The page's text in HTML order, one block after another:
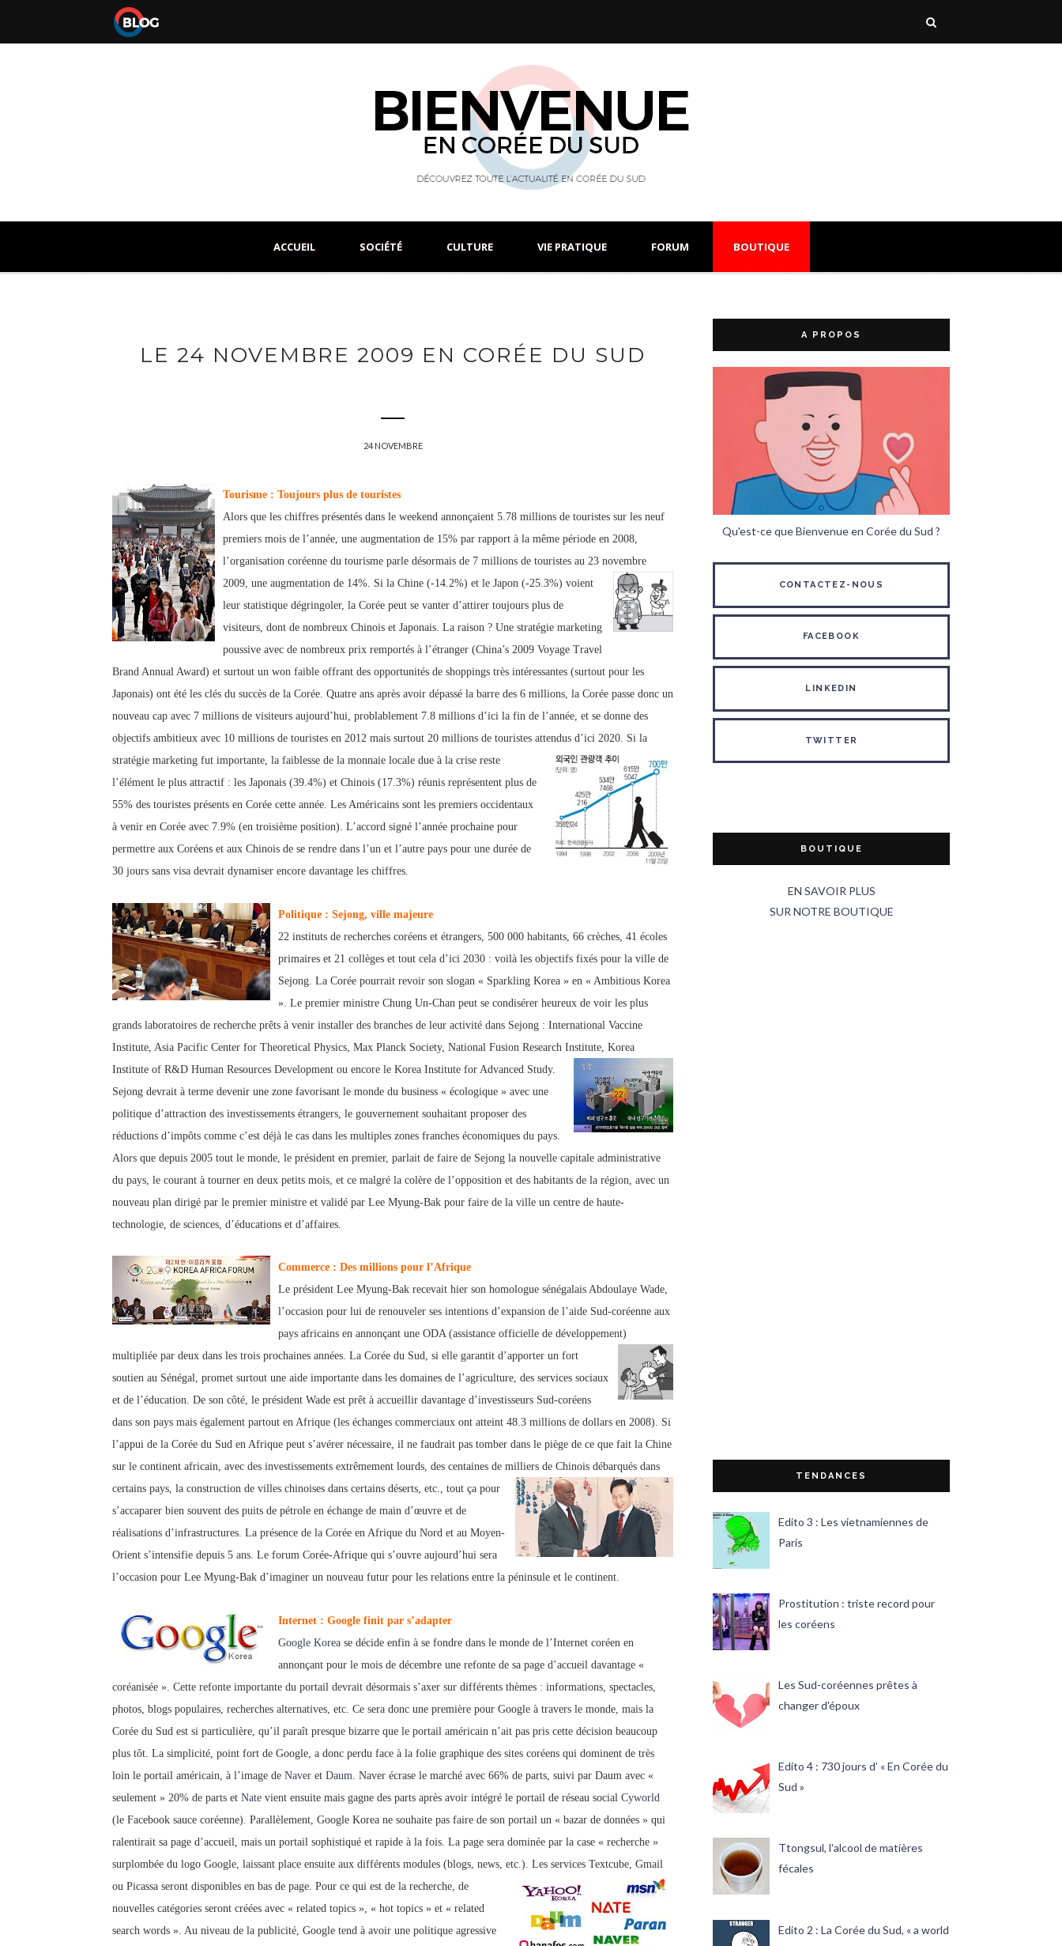
ACCUEIL SOCIÉTÉ CULTURE VIE PRATIQUE FORUM BOUTIQUE
LE 24 NOVEMBRE 2009 EN CORÉE DU SUD
24 NOVEMBRE
Tourisme : Toujours plus de touristes
Alors que les chiffres présentés dans le weekend annonçaient 5.78 millions de touristes sur les neuf
premiers mois de l’année, une augmentation de 15% par rapport à la même période en 2008,
l’organisation coréenne du tourisme parle désormais de 7 millions de touristes au 23 novembre
2009, une augmentation de 14%. Si la Chine (-14.2%) et le Japon (-25.3%) voient
leur statistique dégringoler, la Corée peut se vanter d’attirer toujours plus de
visiteurs, dont de nombreux Chinois et Japonais. La raison ? Une stratégie marketing
poussive avec de nombreux prix remportés à l’étranger (China’s 2009 Voyage Travel
Brand Annual Award) et surtout un won faible offrant des opportunités de shoppings très intéressantes (surtout pour les
Japonais) ont été les clés du succès de la Corée. Quatre ans après avoir dépassé la barre des 6 millions, la Corée passe donc un
nouveau cap avec 7 millions de visiteurs aujourd’hui, problablement 7.8 millions d’ici la fin de l’année, et se donne des
objectifs ambitieux avec 10 millions de touristes en 2012 mais surtout 20 millions de touristes attendus d’ici 2020. Si la
stratégie marketing fut importante, la faiblesse de la monnaie locale due à la crise reste
l’élément le plus attractif : les Japonais (39.4%) et Chinois (17.3%) réunis représentent plus de
55% des touristes présents en Corée cette année. Les Américains sont les premiers occidentaux
à venir en Corée avec 7.9% (en troisième position). L’accord signé l’année prochaine pour
permettre aux Coréens et aux Chinois de se rendre dans l’un et l’autre pays pour une durée de
30 jours sans visa devrait dynamiser encore davantage les chiffres.
Politique : Sejong, ville majeure
22 instituts de recherches coréens et étrangers, 500 000 habitants, 66 crèches, 41 écoles
primaires et 21 collèges et tout cela d’ici 2030 : voilà les objectifs fixés pour la ville de
Sejong. La Corée pourrait revoir son slogan « Sparkling Korea » en « Ambitious Korea
». Le premier ministre Chung Un-Chan peut se condisérer heureux de voir les plus
grands laboratoires de recherche prêts à venir installer des branches de leur activité dans Sejong : International Vaccine
Institute, Asia Pacific Center for Theoretical Physics, Max Planck Society, National Fusion Research Institute, Korea
Institute of R&D Human Resources Development ou encore le Korea Institute for Advanced Study.
Sejong devrait à terme devenir une zone favorisant le monde du business « écologique » avec une
politique d’attraction des investissements étrangers, le gouvernement souhaitant proposer des
réductions d’impôts comme c’est déjà le cas dans les multiples zones franches économiques du pays.
Alors que depuis 2005 tout le monde, le président en premier, parlait de faire de Sejong la nouvelle capitale administrative
du pays, le courant à tourner en deux petits mois, et ce malgré la colère de l’opposition et des habitants de la région, avec un
nouveau plan dirigé par le premier ministre et validé par Lee Myung-Bak pour faire de la ville un centre de haute-
technologie, de sciences, d’éducations et d’affaires.
Commerce : Des millions pour l’Afrique
Le président Lee Myung-Bak recevait hier son homologue sénégalais Abdoulaye Wade,
l’occasion pour lui de renouveler ses intentions d’expansion de l’aide Sud-coréenne aux
pays africains en annonçant une ODA (assistance officielle de développement)
multipliée par deux dans les trois prochaines années. La Corée du Sud, si elle garantit d’apporter un fort
soutien au Sénégal, promet surtout une aide importante dans les domaines de l’agriculture, des services sociaux
et de l’éducation. De son côté, le président Wade est prêt à accueillir davantage d’investisseurs Sud-coréens
dans son pays mais également partout en Afrique (les échanges commerciaux ont atteint 48.3 millions de dollars en 2008). Si
l’appui de la Corée du Sud en Afrique peut s’avérer nécessaire, il ne faudrait pas tomber dans le piège de ce que fait la Chine
sur le continent africain, avec des investissements extrêmement lourds, des centaines de milliers de Chinois débarqués dans
certains pays, la construction de villes chinoises dans certains déserts, etc., tout ça pour
s’accaparer bien souvent des puits de pétrole en échange de main d’œuvre et de
réalisations d’infrastructures. La présence de la Corée en Afrique du Nord et au Moyen-
Orient s’intensifie depuis 5 ans. Le forum Corée-Afrique qui s’ouvre aujourd’hui sera
l’occasion pour Lee Myung-Bak d’imaginer un nouveau futur pour les relations entre la péninsule et le continent.
Internet : Google finit par s’adapter
Google Korea se décide enfin à se fondre dans le monde de l’Internet coréen en
annonçant pour le mois de décembre une refonte de sa page d’accueil davantage «
coréanisée ». Cette refonte importante du portail devrait désormais s’axer sur différents thèmes : informations, spectacles,
photos, blogs populaires, recherches alternatives, etc. Ce sera donc une première pour Google à travers le monde, mais la
Corée du Sud est si particulière, qu’il paraît presque bizarre que le portail américain n’ait pas pris cette décision beaucoup
plus tôt. La simplicité, point fort de Google, a donc perdu face à la folie graphique des sites coréens qui dominent de très
loin le portail américain, à l’image de Naver et Daum. Naver écrase le marché avec 66% de parts, suivi par Daum avec «
seulement » 20% de parts et Nate vient ensuite mais gagne des parts après avoir intégré le portail de réseau social Cyworld
(le Facebook sauce coréenne). Parallèlement, Google Korea ne souhaite pas faire de son portail un « bazar de données » qui
ralentirait sa page d’accueil, mais un portail sophistiqué et rapide à la fois. La page sera dominée par la case « recherche »
surplombée du logo Google, laissant place ensuite aux différents modules (blogs, news, etc.). Les services Textcube, Gmail
ou Picassa seront disponibles en bas de page. Pour ce qui est de la recherche, de
nouvelles catégories seront créées avec « related topics », « hot topics » et « related
search words ». Au niveau de la publicité, Google tend à avoir une politique agressive
A PROPOS
Qu'est-ce que Bienvenue en Corée du Sud ?
CONTACTEZ-NOUS
FACEBOOK
LINKEDIN
TWITTER
BOUTIQUE
EN SAVOIR PLUS
SUR NOTRE BOUTIQUE
TENDANCES
Edito 3 : Les vietnamiennes de
Paris
Prostitution : triste record pour
les coréens
Les Sud-coréennes prêtes à
changer d'époux
Edito 4 : 730 jours d’ « En Corée du
Sud »
Ttongsul, l'alcool de matières
fécales
Edito 2 : La Corée du Sud, « a world